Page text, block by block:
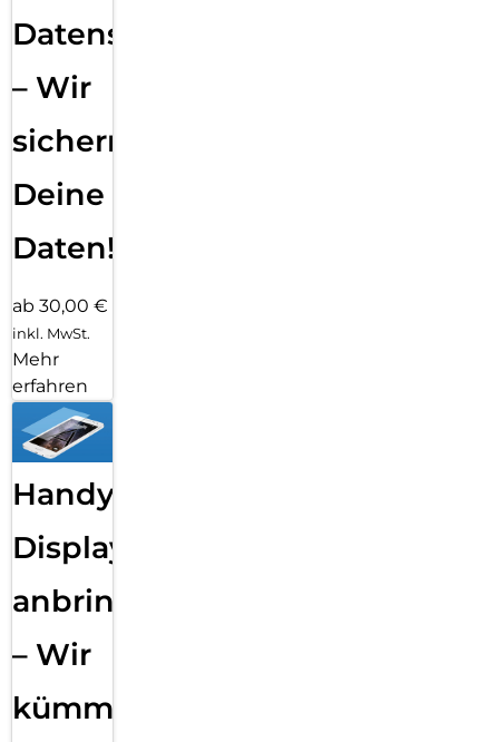
Datensicherung
– Wir
sichern
Deine
Daten!
ab 30,00 €
inkl. MwSt.
Mehr
erfahren
Handy
Displayfolie
anbringen
– Wir
kümmern